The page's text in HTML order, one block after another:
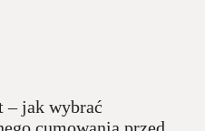
– jak wybrać